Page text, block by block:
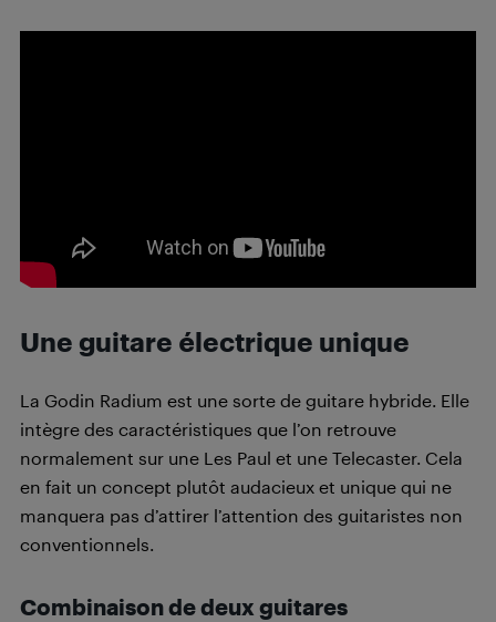
Une guitare électrique unique
La Godin Radium est une sorte de guitare hybride. Elle
intègre des caractéristiques que l’on retrouve
normalement sur une Les Paul et une Telecaster. Cela
en fait un concept plutôt audacieux et unique qui ne
manquera pas d’attirer l’attention des guitaristes non
conventionnels.
Combinaison de deux guitares